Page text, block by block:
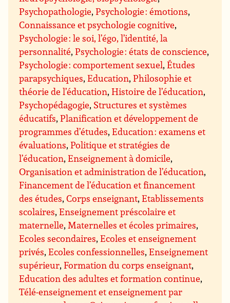
Psychopathologie,Psychologie : émotions,
Connaissance et psychologie cognitive,
Psychologie : le soi, l’égo, l’identité, la
personnalité,Psychologie : états de conscience,
Psychologie : comportement sexuel,Études
parapsychiques,Education,Philosophie et
théorie de l’éducation,Histoire de l’éducation,
Psychopédagogie, Structures et systèmes
éducatifs,Planification et développement de
programmes d’études,Education : examens et
évaluations,Politique et stratégies de
l’éducation,Enseignement à domicile,
Organisation et administration de l’éducation,
Financement de l’éducation et financement
des études,Corps enseignant,Etablissements
scolaires,Enseignement préscolaire et
maternelle,Maternelles et écoles primaires,
Ecoles secondaires,Ecoles et enseignement
privés,Ecoles confessionnelles,Enseignement
supérieur,Formation du corps enseignant,
Education des adultes et formation continue,
Télé-enseignement et enseignement par